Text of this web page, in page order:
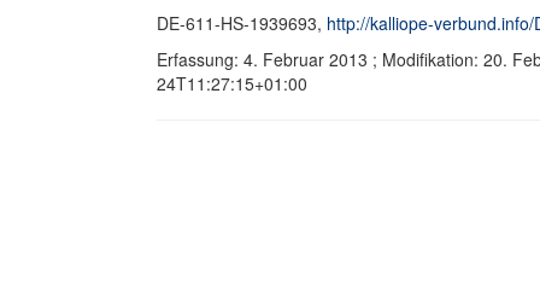
DE-611-HS-1939693, http://kalliope-
Erfassung: 4. Februar 2013 ; Modifikation: 20.
24T11:27:15+01:00